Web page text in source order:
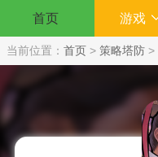
首页 游戏
当前位置： 首页 > 策略塔防 >